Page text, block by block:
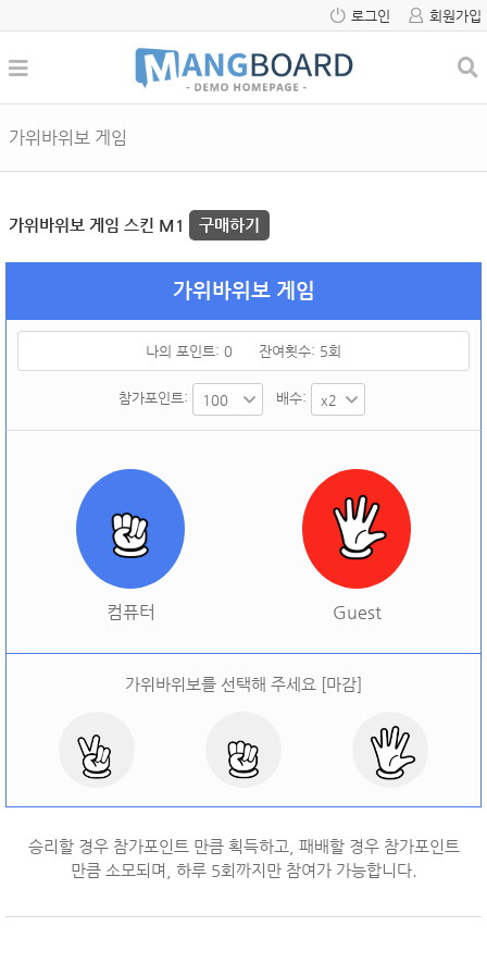
로그인 회원가입
가위바위보 게임
가위바위보 게임 스킨 M1 구매하기
가위바위보 게임
나의 포인트: 0 잔여횟수: 5회
참가포인트: 배수:
컴퓨터 Guest
가위바위보를 선택해 주세요 [마감]
오늘 승률: 오늘 결과: ]
승리할 경우 참가포인트 만큼 획득하고, 패배할 경우 참가포인트
만큼 소모되며, 하루 5회까지만 참여가 가능합니다.